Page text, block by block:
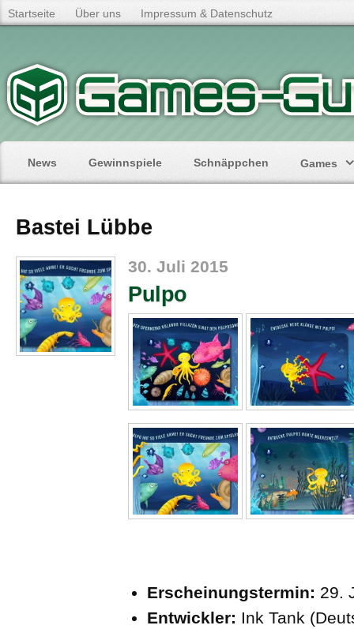
Startseite Über uns Impressum & Datenschutz
News Gewinnspiele Schnäppchen Games
Bastei Lübbe
30. Juli 2015
Pulpo
Erscheinungstermin: 29.
Entwickler: Ink Tank